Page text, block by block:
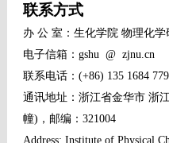
联系方式
办 公 室：生化学院 物理化学
电子信箱：gshu @ zjnu.cn
联系电话： (+86) 135 1684
通讯地址：浙江省金华市 浙
幢) ，邮编： 321004
Address: Institute of Physical